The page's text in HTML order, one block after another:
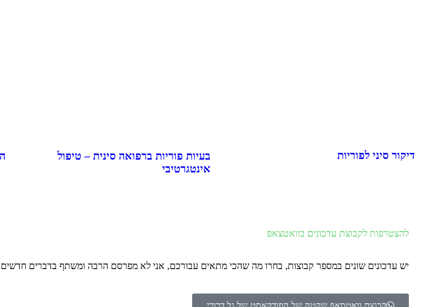
דיקור סיני לפוריות
בעיות פוריות ברפואה סינית – טיפול
אינטגרטיבי
להצטרפות לקבוצת עדכונים בוואטצאפ
יש עדכונים שונים במספר קבוצות, בחרו מה שהכי מתאים עבורכם, אני לא מפרסם הרבה ומשתף בדברים